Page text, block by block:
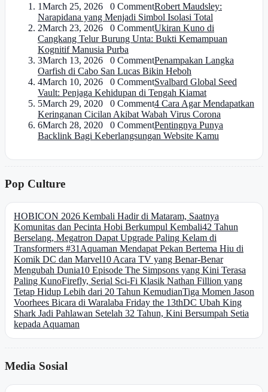
1March 25, 2026 0 CommentRobert Maudsley:
Narapidana yang Menjadi Simbol Isolasi Total
2March 23, 2026 0 CommentUkiran Kuno di
Cangkang Telur Burung Unta: Bukti Kemampuan
Kognitif Manusia Purba
3March 13, 2026 0 CommentPenampakan Langka
Oarfish di Cabo San Lucas Bikin Heboh
4March 10, 2026 0 CommentSvalbard Global Seed
Vault: Penjaga Kehidupan di Tengah Kiamat
5March 29, 2020 0 Comment4 Cara Agar Mendapatkan
Keringanan Cicilan Akibat Wabah Virus Corona
6March 28, 2020 0 CommentPentingnya Punya
Backlink Bagi Keberlangsungan Website Kamu
Pop Culture
HOBICON 2026 Kembali Hadir di Mataram, Saatnya
Komunitas dan Pecinta Hobi Berkumpul Kembali42 Tahun
Berselang, Megatron Dapat Upgrade Paling Kelam di
Transformers #31 Aquaman Mendapat Pekan Bertema Hiu di
Komik DC dan Marvel10 Acara TV yang Benar-Benar
Mengubah Dunia10 Episode The Simpsons yang Kini Terasa
Paling KunoFirefly, Serial Sci-Fi Klasik Nathan Fillion yang
Tetap Hidup Lebih dari 20 Tahun KemudianTiga Momen Jason
Voorhees Bicara di Waralaba Friday the 13thDC Ubah King
Shark Jadi Pahlawan Setelah 32 Tahun, Kini Bersumpah Setia
kepada Aquaman
Media Sosial